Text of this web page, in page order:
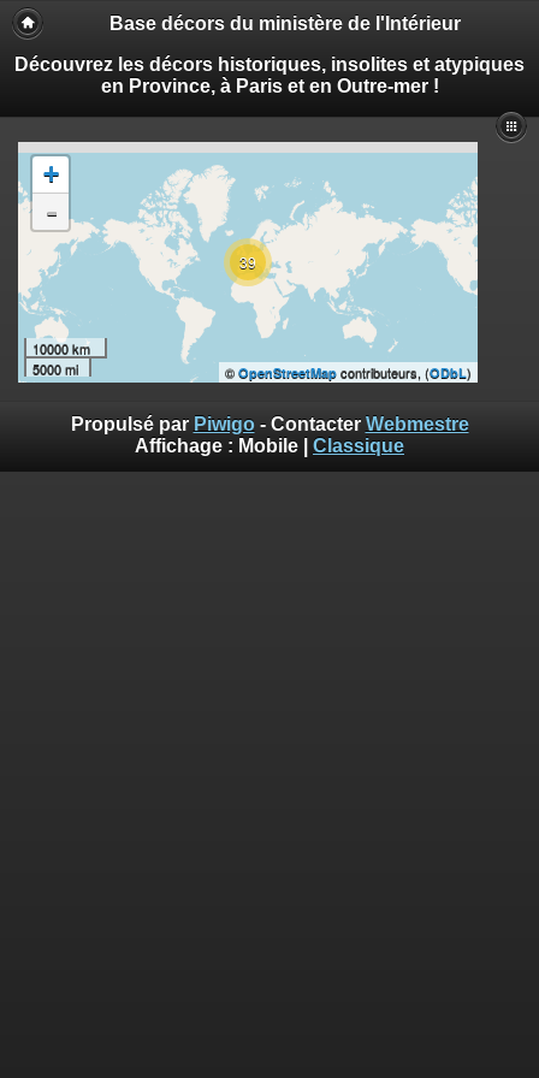
Base décors du ministère de l'Intérieur
Découvrez les décors historiques, insolites et atypiques
en Province, à Paris et en Outre-mer !
39
+
-
10000 km
5000 mi
© OpenStreetMap contributeurs, (ODbL)
Propulsé par Piwigo- Contacter Webmestre
Affichage : Mobile Classique